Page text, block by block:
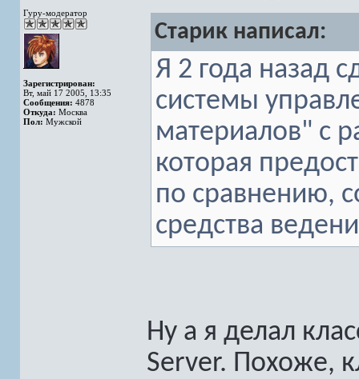
Гуру-модератор
Зарегистрирован:
Вт, май 17 2005, 13:35
Сообщения: 4878
Откуда: Москва
Пол: Мужской
Старик написал:
Я 2 года назад
системы
материалов" с
которая
по сравнению,
средства
Ну а я делал
Server. Похоже,